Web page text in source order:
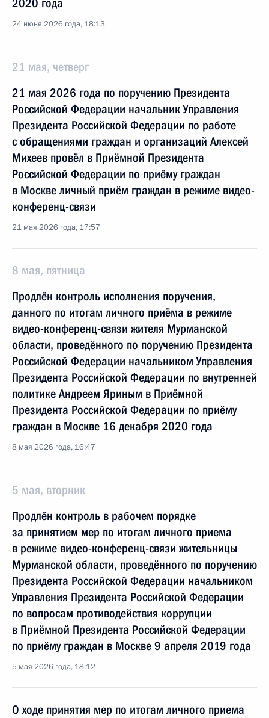
2020 года
24 июня 2026 года, 18:13
21 мая, четверг
21 мая 2026 года по поручению Президента
Российской Федерации начальник Управления
Президента Российской Федерации по работе
с обращениями граждан и организаций Алексей
Михеев провёл в Приёмной Президента
Российской Федерации по приёму граждан
в Москве личный приём граждан в режиме видео-
конференц-связи
21 мая 2026 года, 17:57
8 мая, пятница
Продлён контроль исполнения поручения,
данного по итогам личного приёма в режиме
видео-конференц-связи жителя Мурманской
области, проведённого по поручению Президента
Российской Федерации начальником Управления
Президента Российской Федерации по внутренней
политике Андреем Яриным в Приёмной
Президента Российской Федерации по приёму
граждан в Москве 16 декабря 2020 года
8 мая 2026 года, 16:47
5 мая, вторник
Продлён контроль в рабочем порядке
за принятием мер по итогам личного приема
в режиме видео-конференц-связи жительницы
Мурманской области, проведённого по поручению
Президента Российской Федерации начальником
Управления Президента Российской Федерации
по вопросам противодействия коррупции
в Приёмной Президента Российской Федерации
по приёму граждан в Москве 9 апреля 2019 года
5 мая 2026 года, 18:12
О ходе принятия мер по итогам личного приема